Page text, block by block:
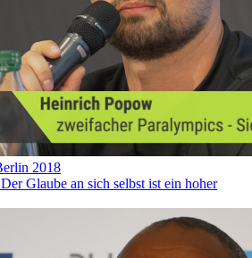
2018
Glaube an sich selbst ist ein hoher